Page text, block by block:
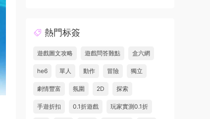
熱門标簽
遊戲圖文攻略 遊戲問答難點 盒六網
he6 單人 動作 冒險 獨立
劇情豐富 氛圍 2D 探索
手遊折扣 0.1折遊戲 玩家實測0.1折